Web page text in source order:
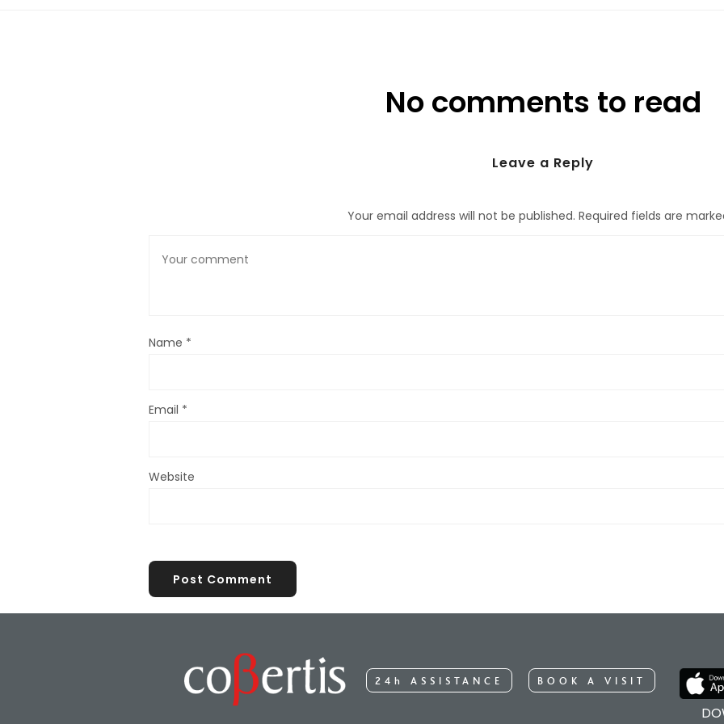
No comments to read
Leave a Reply
Your email address will not be published. Required fields are
Name *
Email *
Website
24h ASSISTANCE BOOK A VISIT